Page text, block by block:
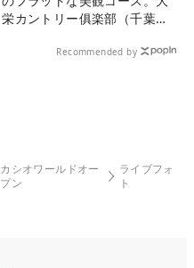
栄カントリー俱楽部（千葉
Recommended by
カシオワールドオー
プン
ライブフォ
ト